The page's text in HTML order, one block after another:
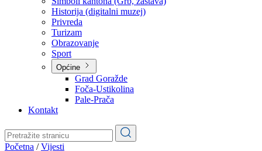
O kantonu
O kantonu
Simboli kantona (Grb, zastava)
Historija (digitalni muzej)
Privreda
Turizam
Obrazovanje
Općine
Pale-Prača
Kontakt